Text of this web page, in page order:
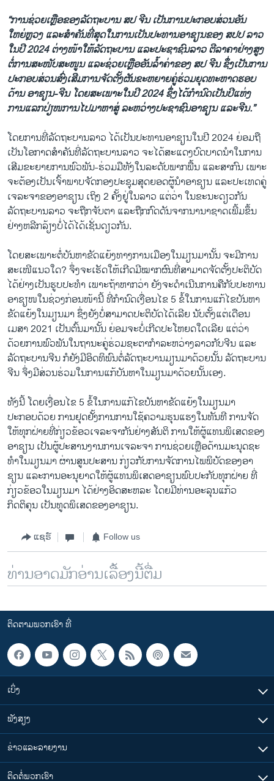
“ການຊ່ວຍເຫຼືອຂອງລັດຖະບານ ສປ ຈີນ ເປັນການປະກອບສ່ວນອັນ
ໃຫຍ່ຫຼວງ ແລະສຳຄັນທີ່ສຸດໃນການເປັນປະທານອາຊຽນຂອງ ສປປ ລາວ
ໃນປີ 2024 ຕ່າງໜ້າໃຫ້ລັດຖະບານ ແລະປະຊາຊົນລາວ ຕີລາຄາຢ່າງສູງ
ຕໍ່ການສະໜັບສະໜູນ ແລະຊ່ວຍເຫຼືອອັນລ້ຳຄ່າຂອງ ສປ ຈີນ ຊຶ່ງເປັນການ
ປະກອບສ່ວນສົ່ງເສີມການຈັດຕັ້ງຜັນຂະຫຍາຍຄູ່ຮ່ວມຍຸດທະຫາດຮອບ
ດ້ານ ອາຊຽນ-ຈີນ ໂດຍສະເພາະໃນປີ 2024 ຊຶ່ງໄດ້ກຳນົດເປັນປີແຫ່ງ
ການແລກປ່ຽໜການໄປມາຫາສູ່ ລະຫວ່າງປະຊາຊົນອາຊຽນ ແລະຈີນ.”
ໂດຍການທີ່ລັດຖະບານລາວ ໄດ້ເປັນປະທານອາຊຽນໃນປີ 2024 ຍ່ອມຖື
ເປັນໂອກາດສຳຄັນທີ່ລັດຖະບານລາວ ຈະໄດ້ສະແດງບົດບາດນຳໃນການ
ເສີມຂະຍາຍການພົວພັນ-ຮ່ວມມືທັງໃນລະດັບພາກພື້ນ ແລະສາກົນ ເພາະ
ຈະຕ້ອງເປັນເຈົ້າພາບຈັດກອງປະຊຸມສຸດຍອດຜູ້ນຳອາຊຽນ ແລະປະເທດຄູ່
ເຈລະຈາຂອງອາຊຽນ ເຖິງ 2 ຄັ້ງຢູ່ໃນລາວ ແຕ່ວ່າ ໃນຂະນະດຽວກັນ
ລັດຖະບານລາວ ຈະຖືກຈັບຕາ ແລະຖືກກົດດັນຈາກນານາຊາດເພີ້ມຂຶ້ນ
ຢ່າງຫລີກລ້ຽງບໍ່ໄດ້ໄດ້ເຊັ່ນດຽວກັນ.
ໂດຍສະເພາະຕໍ່ບັນຫາຂັດແຍ້ງທາງການເມືອງໃນມຽນມານັ້ນ ຈະມີການ
ສະເໜີແນວໃດ? ຈຶ່ງຈະເຮັດໃຫ້ເກີດມີໝາກຜົນທີ່ສາມາດຈັດຕັ້ງປະຕິບັດ
ໄດ້ຢ່າງເປັນຮູບປະທຳ ເພາະຖ້າຫາກວ່າ ຍັງຈະດຳເນີນການຄືກັບປະທານ
ອາຊຽໜໃນຊ່ວງກ່ອນໜ້ານີ້ ທີ່ກຳນົດເງື່ອນໄຂ 5 ຂໍ້ໃນການແກ້ໄຂບັນຫາ
ຂັດແຍ້ງໃນມຽນມາ ຊຶ່ງຍັງບໍ່ສາມາດປະຕິບັດໄດ້ເລີຍ ນັບຕັ້ງແຕ່ເດືອນ
ເມສາ 2021 ເປັນຕົ້ນມານັ້ນ ຍ່ອມຈະບໍ່ເກີດປະໂຫຍດໃດເລີຍ ແຕ່ວ່າ
ດ້ວຍການພົວພັນໃນຖານະຄູ່ຮ່ວມຊະຕາກຳລະຫວ່າງລາວກັບຈີນ ແລະ
ລັດຖະບານຈີນ ກໍຍັງມີອິດທິພົນຕໍ່ລັດຖະບານມຽນມາດ້ວຍນັ້ນ ລັດຖະບານ
ຈີນ ຈຶ່ງມີສ່ວນຮ່ວມໃນການແກ້ບັນຫາໃນມຽນມາດ້ວຍນັ້ນເອງ.
ທັງນີ້ ໂດຍເງື່ອນໄຂ 5 ຂໍ້ໃນການແກ້ໄຂບັນຫາຂັດແຍ້ງໃນມຽນມາ
ປະກອບດ້ວຍ ການຢຸດຢັ້ງການການໃຊ້ຄວາມຮຸນແຮງໃນທັນທີ ການຈັດ
ໃຫ້ທຸກຝ່າຍທີ່ກ່ຽວຂ້ອວເຈລະຈາກັນຢ່າງສັນຕິ ການໃຫ້ຜູ້ແທນພິເສດຂອງ
ອາຊຽນ ເປັນຜູ້ປະສານງານການເຈລະຈາ ການຊ່ວຍເຫຼືອດ້ານມະນຸດຊະ
ທຳໃນມຽນມາ ຜ່ານສູນປະສານ ກ່ຽວກັບການຈັດການໄພພິບັດຂອງອາ
ຊຽນ ແລະການອະນຸຍາດໃຫ້ຜູ້ແທນພິເສດອາຊຽນພົບປະກັບທຸກຝ່າຍ ທີ່
ກ່ຽວຂ້ອວໃນມຽນມາ ໄດ້ຢ່າງອິດສະຫລະ ໂດຍມີທ່ານອະລຸນແກ້ວ
ກິດຕິຄຸນ ເປັນທູດພິເສດຂອງອາຊຽນ.
ແຊຣ໌ Follow us
ທ່ານອາດມັກອ່ານເລື້ອງນີ້ຕື່ມ
ຕິດຕາມພວກເຮົາ ທີ່
ເບິ່ງ
ຟັງສຽງ
ຂ່າວແລະລາຍງານ
ຕິດຕໍ່ພວກເຮົາ